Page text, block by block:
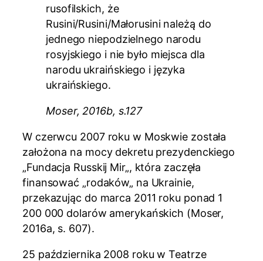
rusofilskich, że
Rusini/Rusini/Małorusini należą do
jednego niepodzielnego narodu
rosyjskiego i nie było miejsca dla
narodu ukraińskiego i języka
ukraińskiego.
Moser, 2016b, s.127
W czerwcu 2007 roku w Moskwie została
założona na mocy dekretu prezydenckiego
„Fundacja Russkij Mir„, która zaczęła
finansować „rodaków„ na Ukrainie,
przekazując do marca 2011 roku ponad 1
200 000 dolarów amerykańskich (Moser,
2016a, s. 607).
25 października 2008 roku w Teatrze